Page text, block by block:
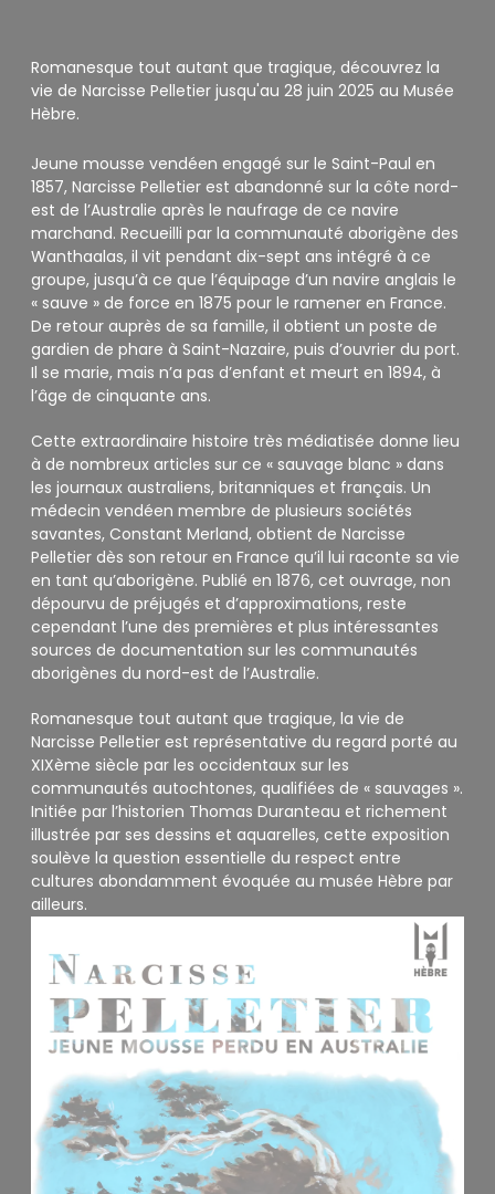
Romanesque tout autant que tragique, découvrez la
vie de Narcisse Pelletier jusqu'au 28 juin 2025 au Musée
Hèbre.
Jeune mousse vendéen engagé sur le Saint-Paul en
1857, Narcisse Pelletier est abandonné sur la côte nord-
est de l’Australie après le naufrage de ce navire
marchand. Recueilli par la communauté aborigène des
Wanthaalas, il vit pendant dix-sept ans intégré à ce
groupe, jusqu’à ce que l’équipage d’un navire anglais le
« sauve » de force en 1875 pour le ramener en France.
De retour auprès de sa famille, il obtient un poste de
gardien de phare à Saint-Nazaire, puis d’ouvrier du port.
Il se marie, mais n’a pas d’enfant et meurt en 1894, à
l’âge de cinquante ans.
Cette extraordinaire histoire très médiatisée donne lieu
à de nombreux articles sur ce « sauvage blanc » dans
les journaux australiens, britanniques et français. Un
médecin vendéen membre de plusieurs sociétés
savantes, Constant Merland, obtient de Narcisse
Pelletier dès son retour en France qu’il lui raconte sa vie
en tant qu’aborigène. Publié en 1876, cet ouvrage, non
dépourvu de préjugés et d’approximations, reste
cependant l’une des premières et plus intéressantes
sources de documentation sur les communautés
aborigènes du nord-est de l’Australie.
Romanesque tout autant que tragique, la vie de
Narcisse Pelletier est représentative du regard porté au
XIXème siècle par les occidentaux sur les
communautés autochtones, qualifiées de « sauvages ».
Initiée par l’historien Thomas Duranteau et richement
illustrée par ses dessins et aquarelles, cette exposition
soulève la question essentielle du respect entre
cultures abondamment évoquée au musée Hèbre par
ailleurs.